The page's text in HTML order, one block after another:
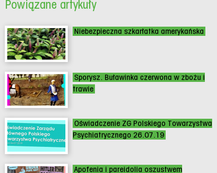
Powiązane artykuły
Niebezpieczna szkarłatka amerykańska
Sporysz. Buławinka czerwona w zbożu i
trawie
Oświadczenie ZG Polskiego Towarzystwa
Psychiatrycznego 26.07.19
Apofenia i pareidolia oszustwem